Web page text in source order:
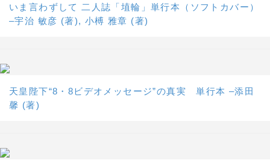
いま言わずして 二人誌「埴輪」単行本（ソフトカバー）
–宇治 敏彦 (著), 小榑 雅章 (著)
天皇陛下“8・8ビデオメッセージ”の真実 単行本 –添田
馨 (著)